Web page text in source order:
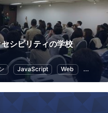
シビリティの学校
JavaScript Web HTML5